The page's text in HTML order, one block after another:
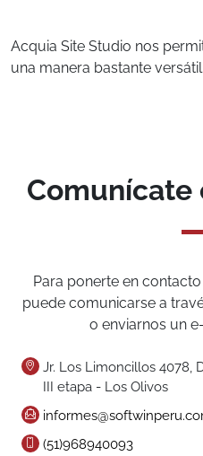
Acquia Site Studio nos
una manera bastante versátil.
Comunícate
Para ponerte en
puede comunicarse a
o enviarnos un
Jr. Los Limoncillos 4078,
III etapa - Los Olivos
(51)968940093